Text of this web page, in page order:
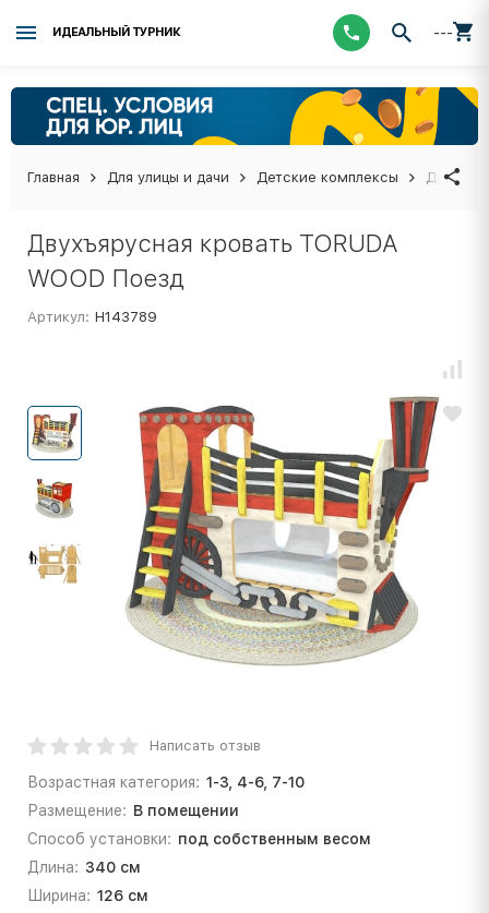
ИДЕАЛЬНЫЙ ТУРНИК ---
Главная Для улицы и дачи Детские комплексы
Двухъярусная кровать TORUDA
WOOD Поезд
Артикул: Н143789
Написать отзыв
Возрастная категория: 1-3, 4-6, 7-10
Размещение: В помещении
Способ установки: под собственным весом
Длина: 340 см
Ширина: 126 см